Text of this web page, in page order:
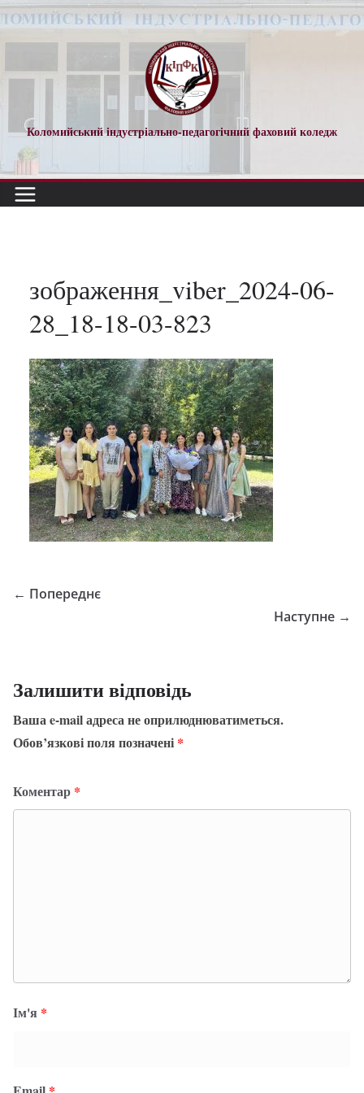
Перейти
до
Коломийський індустріально-педагогічний фаховий коледж
зображення_viber_2024-06-
28_18-18-03-823
← Попереднє
Наступне →
Залишити відповідь
Ваша e-mail адреса не оприлюднюватиметься.
Обов’язкові поля позначені *
Коментар *
Ім'я *